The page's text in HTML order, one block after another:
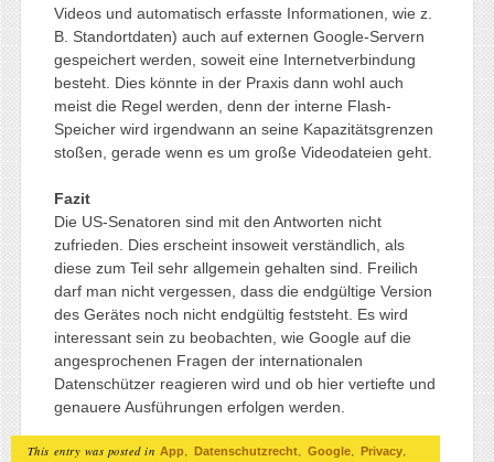
Videos und automatisch erfasste Informationen, wie z.
B. Standortdaten) auch auf externen Google-Servern
gespeichert werden, soweit eine Internetverbindung
besteht. Dies könnte in der Praxis dann wohl auch
meist die Regel werden, denn der interne Flash-
Speicher wird irgendwann an seine Kapazitätsgrenzen
stoßen, gerade wenn es um große Videodateien geht.
Fazit
Die US-Senatoren sind mit den Antworten nicht
zufrieden. Dies erscheint insoweit verständlich, als
diese zum Teil sehr allgemein gehalten sind. Freilich
darf man nicht vergessen, dass die endgültige Version
des Gerätes noch nicht endgültig feststeht. Es wird
interessant sein zu beobachten, wie Google auf die
angesprochenen Fragen der internationalen
Datenschützer reagieren wird und ob hier vertiefte und
genauere Ausführungen erfolgen werden.
This entry was posted in App, Datenschutzrecht, Google, Privacy,